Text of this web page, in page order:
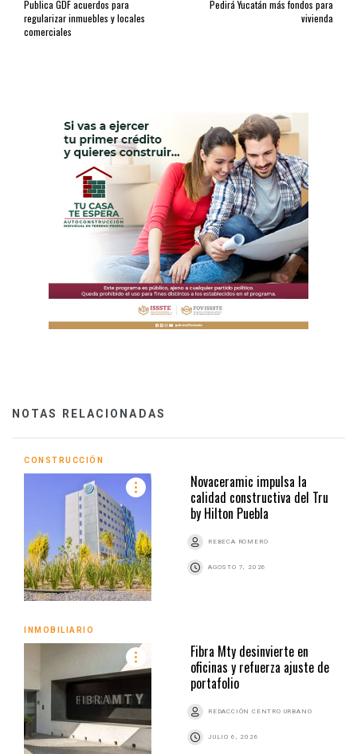
Publica GDF acuerdos para
regularizar inmuebles y locales
comerciales
Pedirá Yucatán más fondos para
vivienda
NOTAS RELACIONADAS
CONSTRUCCIÓN
Novaceramic impulsa la
calidad constructiva del Tru
by Hilton Puebla
REBECA ROMERO
AGOSTO 7, 2026
INMOBILIARIO
Fibra Mty desinvierte en
oficinas y refuerza ajuste de
portafolio
REDACCIÓN CENTRO URBANO
JULIO 6, 2026